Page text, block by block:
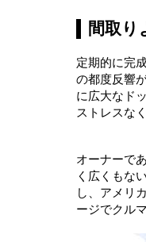
間取り
定期的に完
の都度反響
に広大なド
ストレスな
オーナーで
く広くもな
し、アメリ
ージでクル